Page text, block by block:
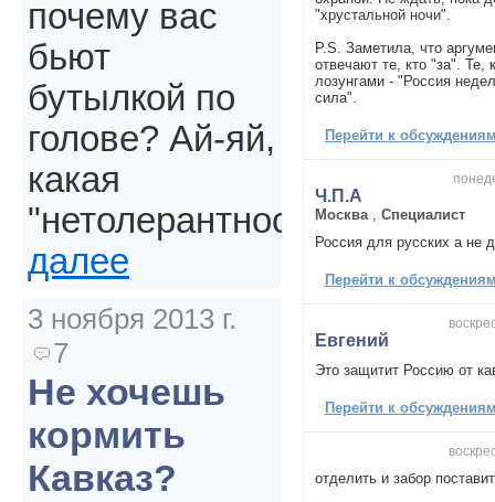
"хрустальной ночи".
P.S. Заметила, что
отвечают те, кто "за". Те,
лозунгами - "Россия
сила".
Перейти к
Ч.П.А
Москва
Специалист
Россия для русских а не
Перейти к
Евгений
Это защитит Россию от
Перейти к
отделить и забор
почему вас
бьют
бутылкой по
голове? Ай-яй,
какая
"нетолерантность".
далее
3 ноября 2013 г.
7
Не хочешь
кормить
Кавказ?